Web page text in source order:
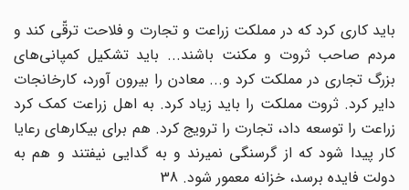
باید کاری کرد که در مملکت زراعت و تجارت و فلاحت ترقّی کند و
مردم صاحب ثروت و مکنت باشند... باید تشکیل کمپانی‌های
بزرگ تجاری در مملکت کرد و... معادن را بیرون آورد، کارخانجات
دایر کرد. ثروت مملکت را باید زیاد کرد. به اهل زراعت کمک کرد
زراعت را توسعه داد، تجارت را ترویج کرد. هم برای بیکارهای رعایا
کار پیدا شود که از گرسنگی نمیرند و به گدایی نیفتند و هم به
دولت فایده برسد، خزانه معمور شود. 38